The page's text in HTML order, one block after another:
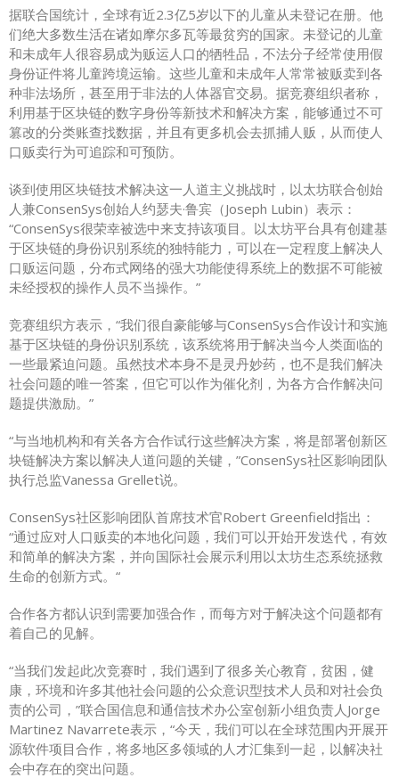
据联合国统计，全球有近2.3亿5岁以下的儿童从未登记在册。他
们绝大多数生活在诸如摩尔多瓦等最贫穷的国家。未登记的儿童
和未成年人很容易成为贩运人口的牺牲品，不法分子经常使用假
身份证件将儿童跨境运输。这些儿童和未成年人常常被贩卖到各
种非法场所，甚至用于非法的人体器官交易。据竞赛组织者称，
利用基于区块链的数字身份等新技术和解决方案，能够通过不可
篡改的分类账查找数据，并且有更多机会去抓捕人贩，从而使人
口贩卖行为可追踪和可预防。
谈到使用区块链技术解决这一人道主义挑战时，以太坊联合创始
人兼ConsenSys创始人约瑟夫·鲁宾（Joseph Lubin）表示：
“ConsenSys很荣幸被选中来支持该项目。以太坊平台具有创建基
于区块链的身份识别系统的独特能力，可以在一定程度上解决人
口贩运问题，分布式网络的强大功能使得系统上的数据不可能被
未经授权的操作人员不当操作。”
竞赛组织方表示，“我们很自豪能够与ConsenSys合作设计和实施
基于区块链的身份识别系统，该系统将用于解决当今人类面临的
一些最紧迫问题。虽然技术本身不是灵丹妙药，也不是我们解决
社会问题的唯一答案，但它可以作为催化剂，为各方合作解决问
题提供激励。”
“与当地机构和有关各方合作试行这些解决方案，将是部署创新区
块链解决方案以解决人道问题的关键，”ConsenSys社区影响团队
执行总监Vanessa Grellet说。
ConsenSys社区影响团队首席技术官Robert Greenfield指出：
“通过应对人口贩卖的本地化问题，我们可以开始开发迭代，有效
和简单的解决方案，并向国际社会展示利用以太坊生态系统拯救
生命的创新方式。“
合作各方都认识到需要加强合作，而每方对于解决这个问题都有
着自己的见解。
“当我们发起此次竞赛时，我们遇到了很多关心教育，贫困，健
康，环境和许多其他社会问题的公众意识型技术人员和对社会负
责的公司，”联合国信息和通信技术办公室创新小组负责人Jorge
Martinez Navarrete表示，“今天，我们可以在全球范围内开展开
源软件项目合作，将多地区多领域的人才汇集到一起，以解决社
会中存在的突出问题。